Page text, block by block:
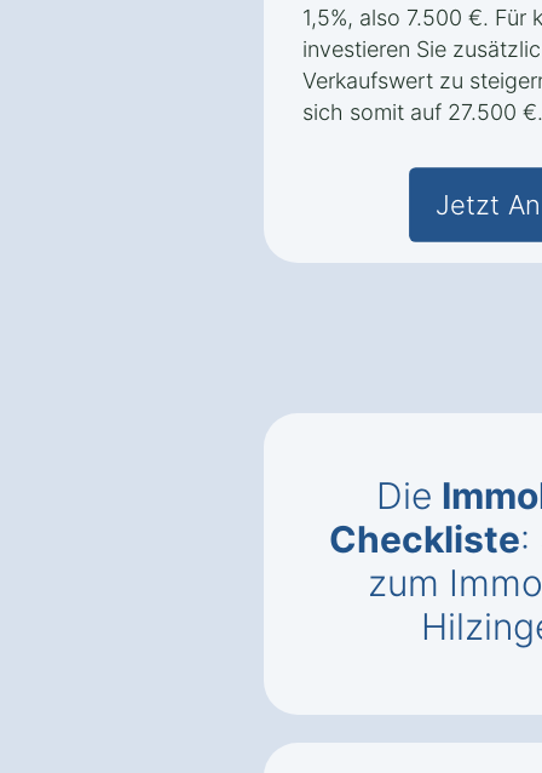
1,5%, also 7.500 €. Für
investieren Sie
Verkaufswert zu
sich somit auf 27.500 €.
Jetzt
Die
Checkliste:
zum